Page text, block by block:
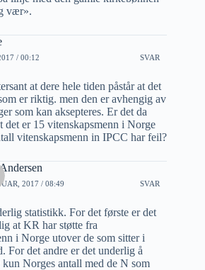
vær».
/ 00:12 SVAR
at dere hele tiden påstår at det
er riktig. men den er avhengig av
som kan aksepteres. Er det da
det er 15 vitenskapsmenn i Norge
vitenskapsmenn in IPCC har feil?
2017 / 08:49 SVAR
statistikk. For det første er det
at KR har støtte fra
i Norge utover de som sitter i
For det andre er det underlig å
kun Norges antall med de N som